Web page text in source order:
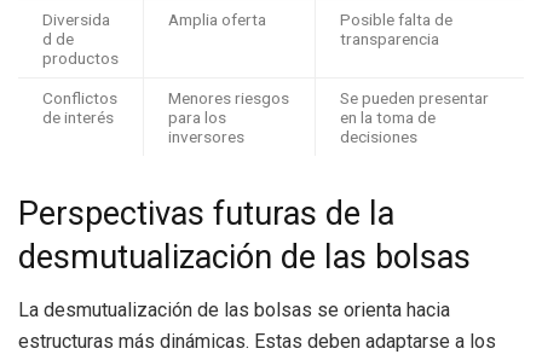
Diversida
d de
productos
Amplia oferta
Posible falta de
transparencia
Conflictos
de interés
Menores riesgos
para los
inversores
Se pueden presentar
en la toma de
decisiones
Perspectivas futuras de la
desmutualización de las bolsas
La desmutualización de las bolsas se orienta hacia
estructuras más dinámicas. Estas deben adaptarse a los